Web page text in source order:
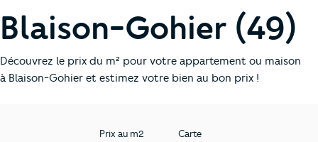
Blaison-Gohier (49)
Découvrez le prix du m² pour votre appartement ou maison
à Blaison-Gohier et estimez votre bien au bon prix !
Prix au m2 Carte